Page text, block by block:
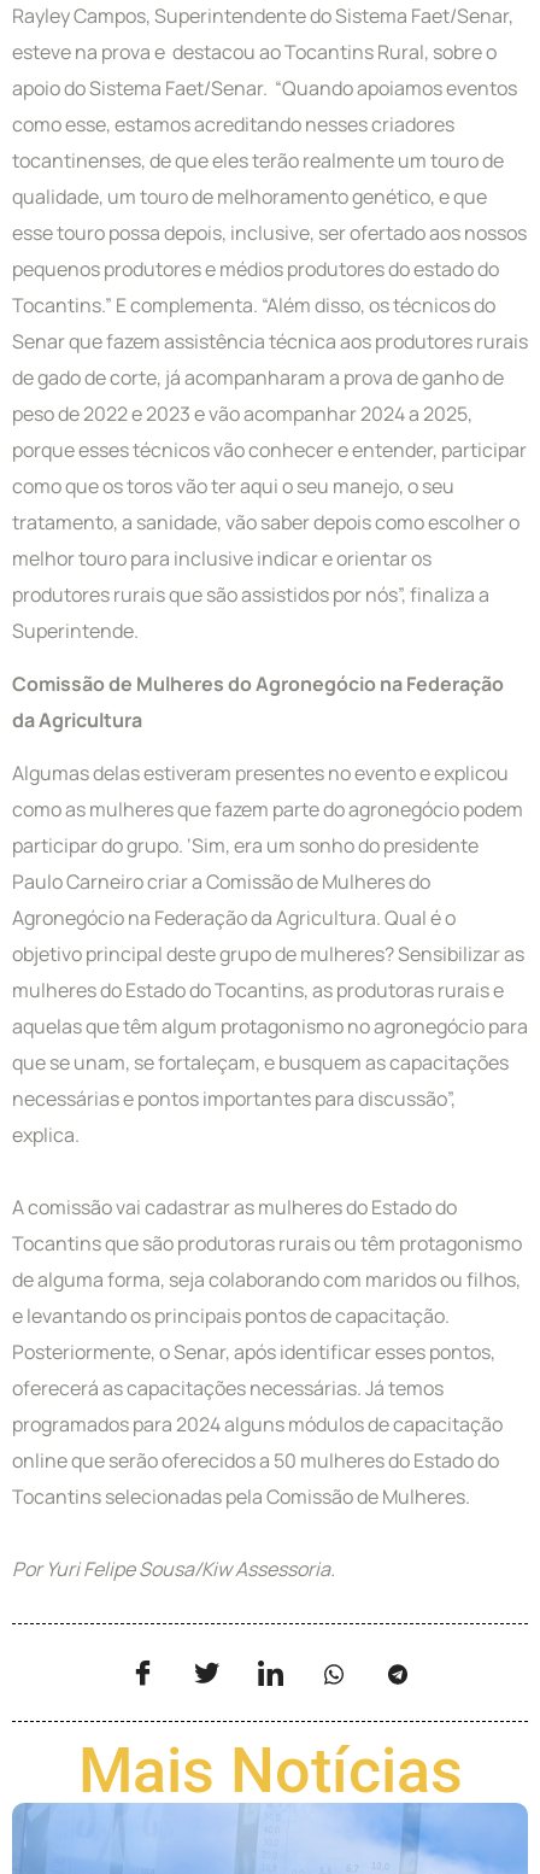
Rayley Campos, Superintendente do Sistema Faet/Senar,
esteve na prova e destacou ao Tocantins Rural, sobre o
apoio do Sistema Faet/Senar. “Quando apoiamos eventos
como esse, estamos acreditando nesses criadores
tocantinenses, de que eles terão realmente um touro de
qualidade, um touro de melhoramento genético, e que
esse touro possa depois, inclusive, ser ofertado aos nossos
pequenos produtores e médios produtores do estado do
Tocantins.” E complementa. “Além disso, os técnicos do
Senar que fazem assistência técnica aos produtores rurais
de gado de corte, já acompanharam a prova de ganho de
peso de 2022 e 2023 e vão acompanhar 2024 a 2025,
porque esses técnicos vão conhecer e entender, participar
como que os toros vão ter aqui o seu manejo, o seu
tratamento, a sanidade, vão saber depois como escolher o
melhor touro para inclusive indicar e orientar os
produtores rurais que são assistidos por nós”, finaliza a
Superintende.
Comissão de Mulheres do Agronegócio na Federação
da Agricultura
Algumas delas estiveram presentes no evento e explicou
como as mulheres que fazem parte do agronegócio podem
participar do grupo. ‘Sim, era um sonho do presidente
Paulo Carneiro criar a Comissão de Mulheres do
Agronegócio na Federação da Agricultura. Qual é o
objetivo principal deste grupo de mulheres? Sensibilizar as
mulheres do Estado do Tocantins, as produtoras rurais e
aquelas que têm algum protagonismo no agronegócio para
que se unam, se fortaleçam, e busquem as capacitações
necessárias e pontos importantes para discussão”,
explica.
A comissão vai cadastrar as mulheres do Estado do
Tocantins que são produtoras rurais ou têm protagonismo
de alguma forma, seja colaborando com maridos ou filhos,
e levantando os principais pontos de capacitação.
Posteriormente, o Senar, após identificar esses pontos,
oferecerá as capacitações necessárias. Já temos
programados para 2024 alguns módulos de capacitação
online que serão oferecidos a 50 mulheres do Estado do
Tocantins selecionadas pela Comissão de Mulheres.
Por Yuri Felipe Sousa/Kiw Assessoria.
Mais Notícias